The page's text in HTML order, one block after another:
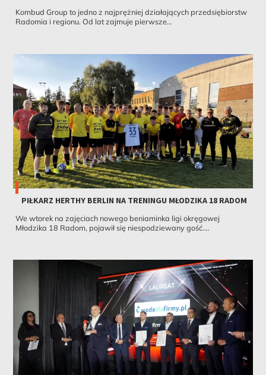
Kombud Group to jedno z najprężniej działających przedsiębiorstw
Radomia i regionu. Od lat zajmuje pierwsze...
PIŁKARZ HERTHY BERLIN NA TRENINGU MŁODZIKA 18 RADOM
We wtorek na zajęciach nowego beniaminka ligi okręgowej
Młodzika 18 Radom, pojawił się niespodziewany gość....